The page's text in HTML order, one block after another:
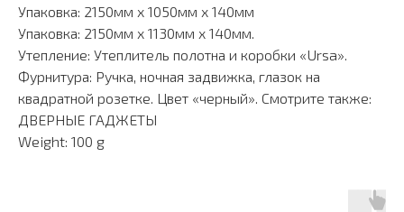
Упаковка: 2150мм х 1050мм х 140мм
Упаковка: 2150мм х 1130мм х 140мм.
Утепление: Утеплитель полотна и коробки «Ursa».
Фурнитура: Ручка, ночная задвижка, глазок на
квадратной розетке. Цвет «черный». Смотрите также:
ДВЕРНЫЕ ГАДЖЕТЫ
Weight: 100 g